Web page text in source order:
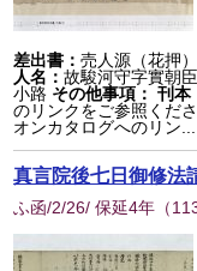
差出書：売人源（花押）
人名：故駿河守字實朝
小路 その他事項： 刊本
のリンクをご参照くださ
オンカタログへのリン...
真言院後七日御修法
ふ函/2/26/ 保延4年 （